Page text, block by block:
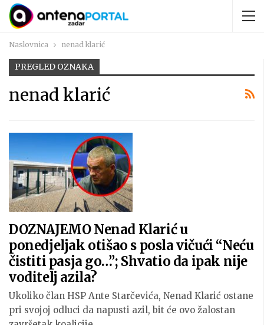
Naslovnica nenad klarić
PREGLED OZNAKA
nenad klarić
DOZNAJEMO Nenad Klarić u
ponedjeljak otišao s posla vičući “Neću
čistiti pasja go…”; Shvatio da ipak nije
voditelj azila?
Ukoliko član HSP Ante Starčevića, Nenad Klarić ostane
pri svojoj odluci da napusti azil, bit će ovo žalostan